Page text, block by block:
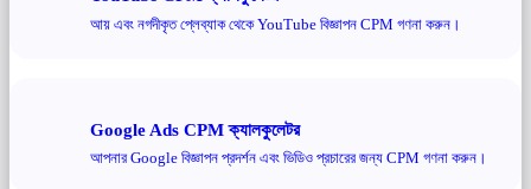
আয় এবং নগদীকৃত প্লেব্যাক থেকে YouTube বিজ্ঞাপন CPM গণনা করুন।
Google Ads CPM ক্যালকুলেটর
আপনার Google বিজ্ঞাপন প্রদর্শন এবং ভিডিও প্রচারের জন্য CPM গণনা করুন।